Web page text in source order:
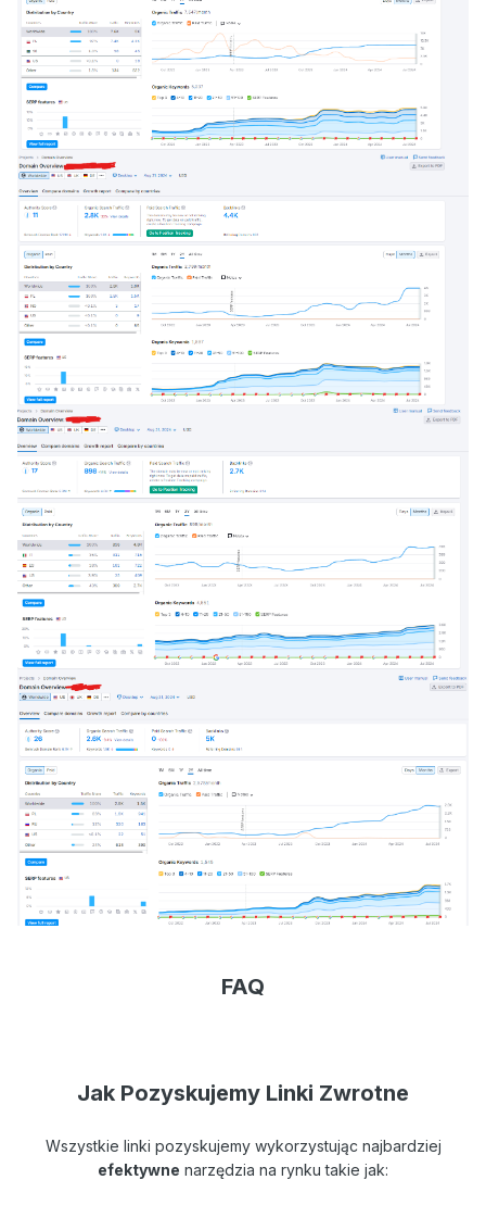
FAQ
Jak Pozyskujemy Linki Zwrotne
Wszystkie linki pozyskujemy wykorzystując najbardziej
efektywne narzędzia na rynku takie jak: